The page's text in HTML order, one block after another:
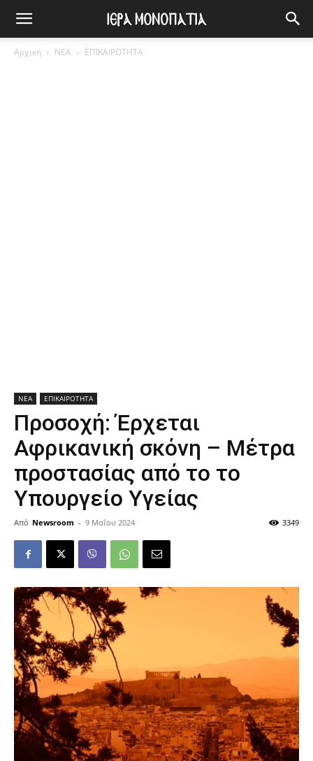
Αρχική ΝΕΑ ΕΠΙΚΑΙΡΟΤΗΤΑ
ΝΕΑ ΕΠΙΚΑΙΡΟΤΗΤΑ
Προσοχή: Έρχεται
Αφρικανική σκόνη – Μέτρα
προστασίας από το το
Υπουργείο Υγείας
Από Newsroom - 9 Μαΐου 2024 3349